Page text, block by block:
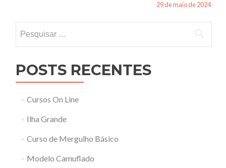
29 de maio de 2024
por:
POSTS RECENTES
Cursos On Line
Ilha Grande
Curso de Mergulho Básico
Modelo Camuflado